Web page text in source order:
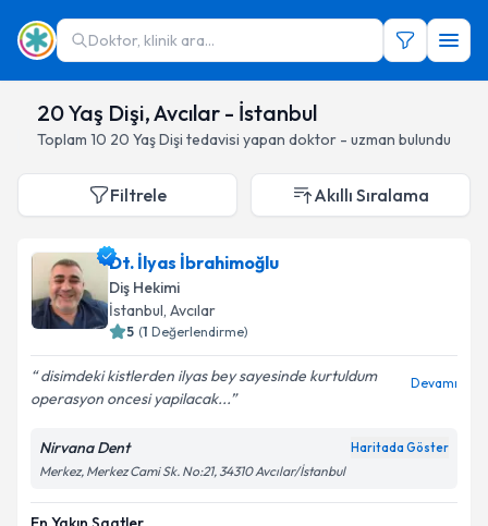
Doktor, klinik ara...
20 Yaş Dişi, Avcılar - İstanbul
Toplam 10 20 Yaş Dişi tedavisi yapan doktor - uzman bulundu
Filtrele Akıllı Sıralama
Dt. İlyas İbrahimoğlu
Diş Hekimi
İstanbul, Avcılar
5 (1 Değerlendirme)
disimdeki kistlerden ilyas bey sayesinde kurtuldum
operasyon oncesi yapilacak...
Devamı
Nirvana Dent Haritada Göster
Merkez, Merkez Cami Sk. No:21, 34310 Avcılar/İstanbul